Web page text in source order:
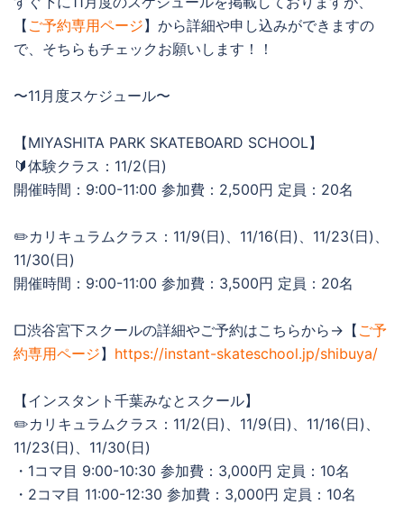
【 ご予約専用ページ】から詳細や申し込みができますの
で、そちらもチェックお願いします！！
〜11月度スケジュール〜
【MIYASHITA PARK SKATEBOARD SCHOOL】
🔰体験クラス：11/2(日)
開催時間：9:00-11:00 参加費：2,500円 定員：20名
✏️カリキュラムクラス：11/9(日)、11/16(日)、11/23(日)、
11/30(日)
開催時間：9:00-11:00 参加費：3,500円 定員：20名
□渋谷宮下スクールの詳細やご予約はこちらから→【 ご予
約専用ページ】 https://instant-skateschool.jp/shibuya/
【インスタント千葉みなとスクール】
✏️カリキュラムクラス：11/2(日)、11/9(日)、11/16(日)、
11/23(日)、11/30(日)
・1コマ目 9:00-10:30 参加費：3,000円 定員：10名
・2コマ目 11:00-12:30 参加費：3,000円 定員：10名